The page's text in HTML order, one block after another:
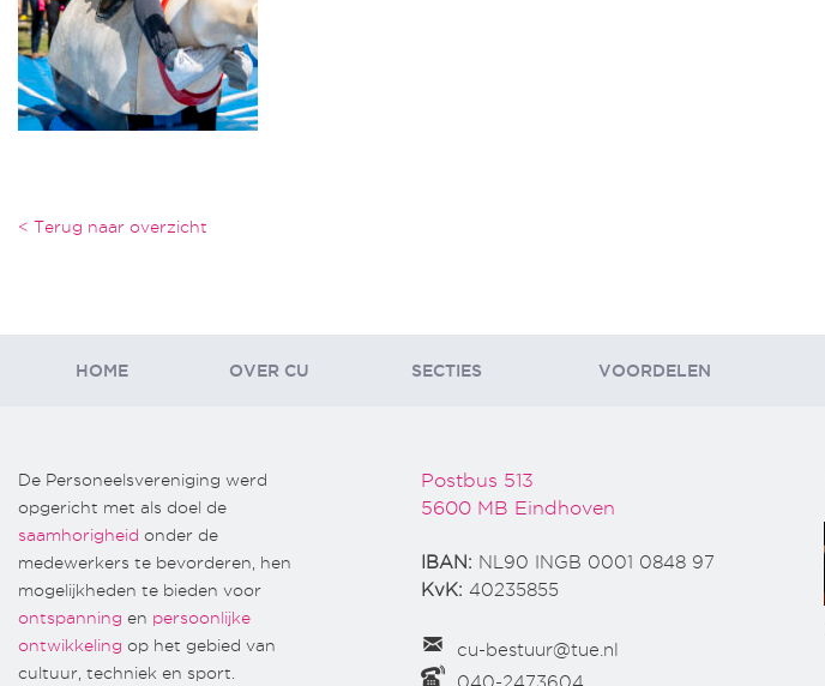
< Terug naar overzicht
HOME OVER CU SECTIES VOORDELEN
De Personeelsvereniging werd
opgericht met als doel de
saamhorigheid onder de
medewerkers te bevorderen, hen
mogelijkheden te bieden voor
ontspanning en persoonlijke
ontwikkeling op het gebied van
cultuur, techniek en sport.
Postbus 513
5600 MB Eindhoven
IBAN: NL90 INGB 0001 0848 97
KvK: 40235855
cu-bestuur@tue.nl
040-2473604